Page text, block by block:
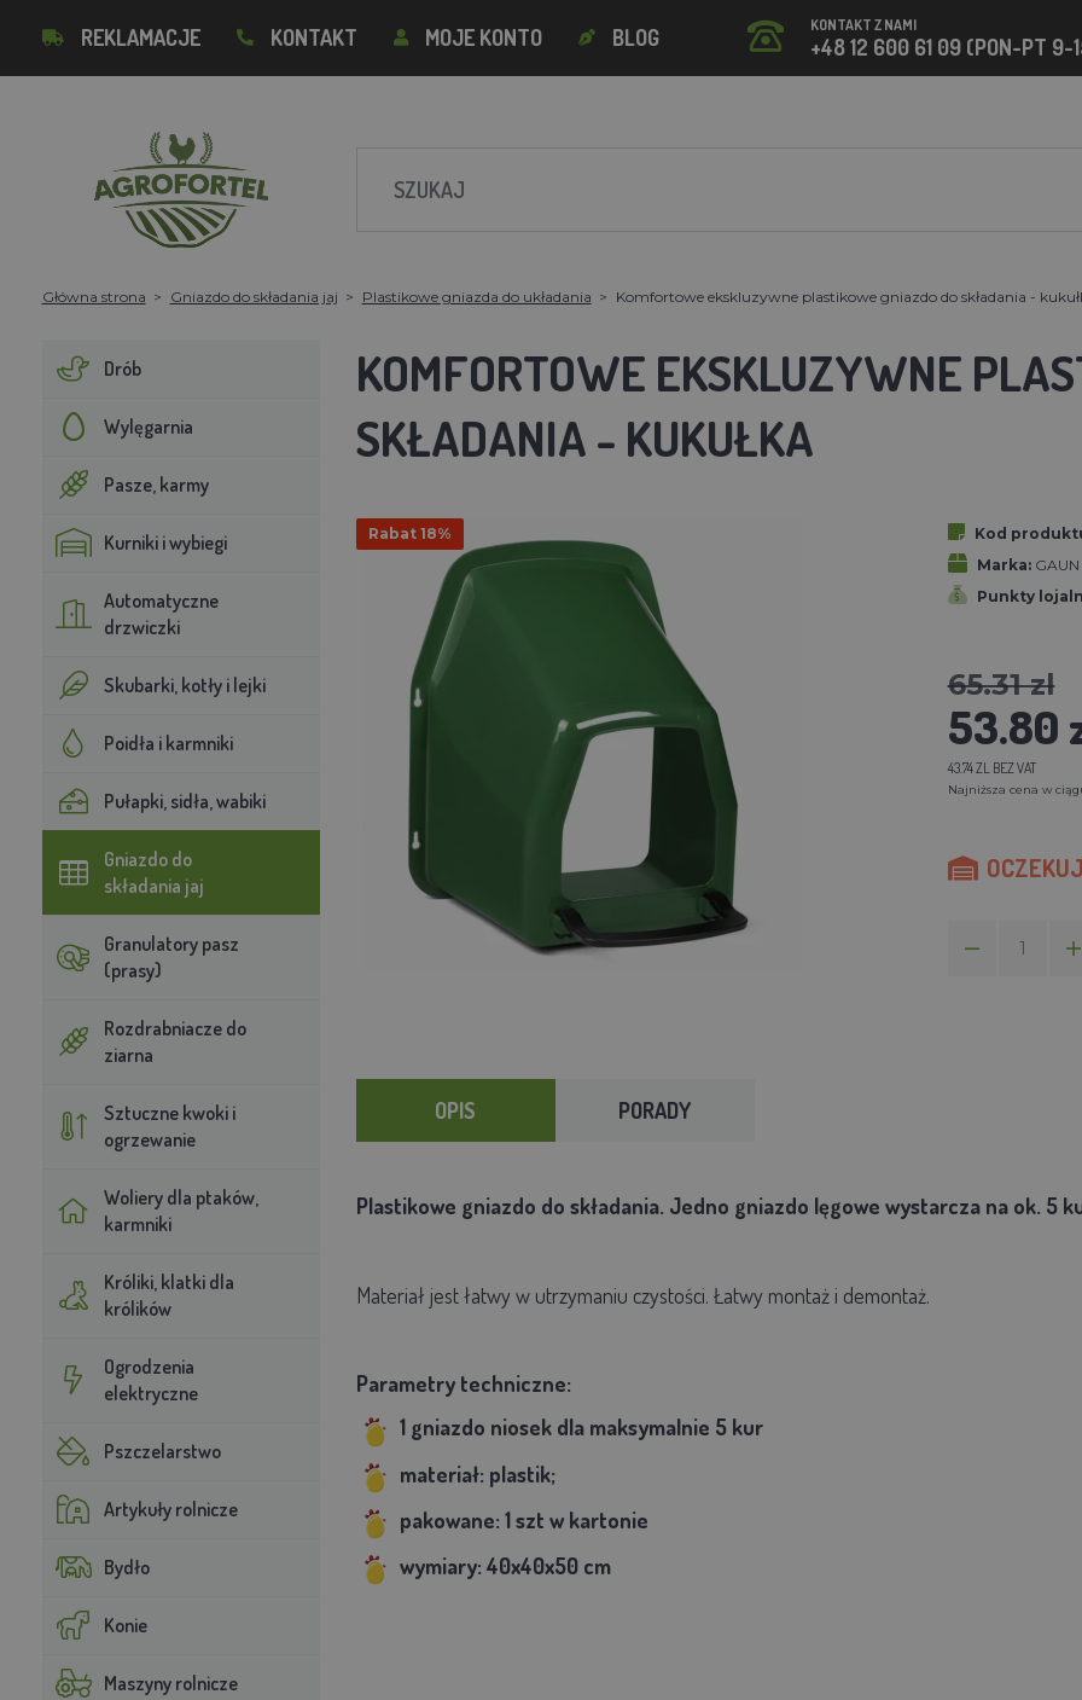
REKLAMACJE KONTAKT MOJE KONTO BLOG KONTAKT Z NAMI
+48 12 600 61 09 (PON-PT 9-
Główna strona Gniazdo do składania jaj Plastikowe gniazda do układania Komfortowe ekskluzywne plastikowe gniazdo do składania -
Drób
Wylęgarnia
Pasze, karmy
Kurniki i wybiegi
Automatyczne
drzwiczki
Skubarki, kotły i lejki
Poidła i karmniki
Pułapki, sidła, wabiki
Gniazdo do
składania jaj
Granulatory pasz
(prasy)
Rozdrabniacze do
ziarna
Sztuczne kwoki i
ogrzewanie
Woliery dla ptaków,
karmniki
Króliki, klatki dla
królików
Ogrodzenia
elektryczne
Pszczelarstwo
Artykuły rolnicze
Bydło
Konie
Maszyny rolnicze
KOMFORTOWE EKSKLUZYWNE
SKŁADANIA - KUKUŁKA
Rabat 18%
Kod
Marka: GAUN
Punkty
65.31 zl
53.80
43.74 ZL BEZ VAT
Najniższa cena w
OPIS PORADY
Plastikowe gniazdo do składania. Jedno gniazdo lęgowe wystarcza na ok. 5
Materiał jest łatwy w utrzymaniu czystości. Łatwy montaż i demontaż.
Parametry techniczne:
1 gniazdo niosek dla maksymalnie 5 kur
materiał: plastik;
pakowane: 1 szt w kartonie
wymiary: 40x40x50 cm